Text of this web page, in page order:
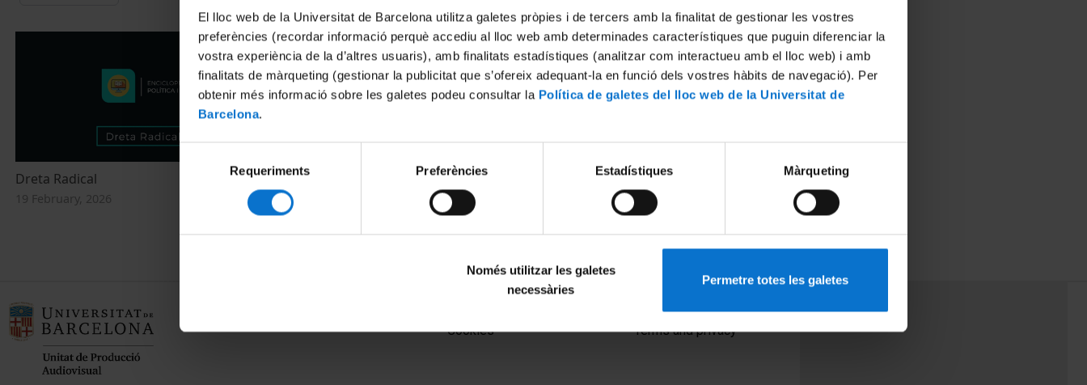
El lloc web de la Universitat de Barcelona utilitza galetes pròpies i de tercers amb la finalitat de gestionar les vostres
preferències (recordar informació perquè accediu al lloc web amb determinades característiques que puguin diferenciar la
vostra experiència de la d’altres usuaris), amb finalitats estadístiques (analitzar com interactueu amb el lloc web) i amb
finalitats de màrqueting (gestionar la publicitat que s’ofereix adequant-la en funció dels vostres hàbits de navegació). Per
obtenir més informació sobre les galetes podeu consultar la Política de galetes del lloc web de la Universitat de
Barcelona.
consentiment
Requeriments Preferències Estadístiques Màrqueting
Només utilitzar les galetes
necessàries
Permetre totes les galetes
Dreta Radical
19 February, 2026
Los partidos de la derecha radical
populista en la UE
4 February, 2026
L'ascens de l'extrema dreta i l'amenaça de
la islamofòbia. Antoni Segura
17 October, 2016
Cookies
Terms and privacy